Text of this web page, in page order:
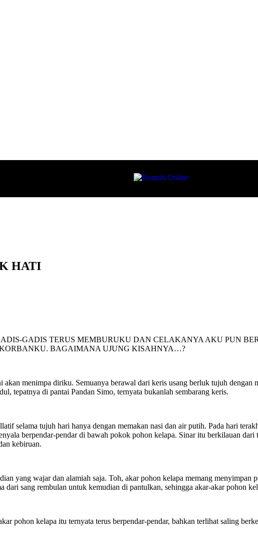
HATI
GADIS TERUS MEMBURUKU DAN CELAKANYA AKU PUN
BAGAIMANA UJUNG KISAHNYA…?
menimpa diriku. Semuanya berawal dari keris usang berluk tujuh
tepatnya di pantai Pandan Simo, ternyata bukanlah sembarang keris.
selama tujuh hari hanya dengan memakan nasi dan air putih. Pada hari
berpendar-pendar di bawah pokok pohon kelapa. Sinar itu berkilauan
kebiruan.
yang wajar dan alamiah saja. Toh, akar pohon kelapa memang
dari sang rembulan untuk kemudian di pantulkan, sehingga akar-akar pohon
pohon kelapa itu ternyata terus berpendar-pendar, bahkan terlihat saling